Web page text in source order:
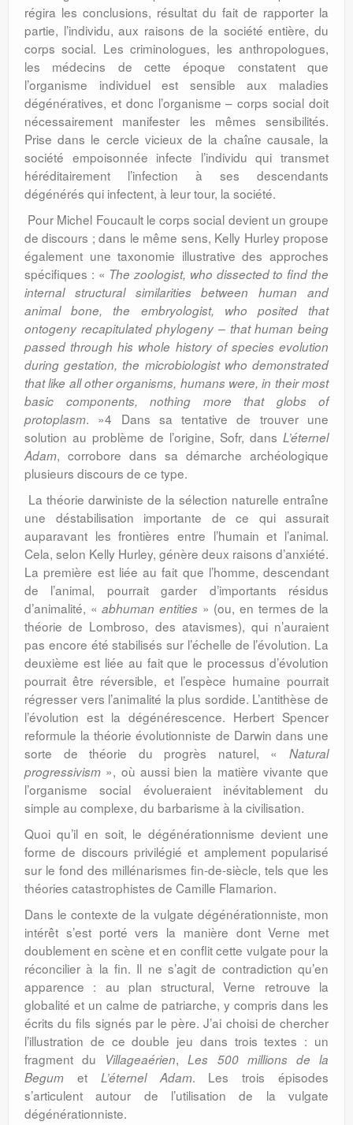
régira les conclusions, résultat du fait de rapporter la
partie, l’individu, aux raisons de la société entière, du
corps social. Les criminologues, les anthropologues,
les médecins de cette époque constatent que
l’organisme individuel est sensible aux maladies
dégénératives, et donc l’organisme – corps social doit
nécessairement manifester les mêmes sensibilités.
Prise dans le cercle vicieux de la chaîne causale, la
société empoisonnée infecte l’individu qui transmet
héréditairement l’infection à ses descendants
dégénérés qui infectent, à leur tour, la société.
Pour Michel Foucault le corps social devient un groupe
de discours ; dans le même sens, Kelly Hurley propose
également une taxonomie illustrative des approches
spécifiques : « The zoologist, who dissected to find the
internal structural similarities between human and
animal bone, the embryologist, who posited that
ontogeny recapitulated phylogeny – that human being
passed through his whole history of species evolution
during gestation, the microbiologist who demonstrated
that like all other organisms, humans were, in their most
basic components, nothing more that globs of
protoplasm. »4 Dans sa tentative de trouver une
solution au problème de l’origine, Sofr, dans L’éternel
Adam, corrobore dans sa démarche archéologique
plusieurs discours de ce type.
La théorie darwiniste de la sélection naturelle entraîne
une déstabilisation importante de ce qui assurait
auparavant les frontières entre l’humain et l’animal.
Cela, selon Kelly Hurley, génère deux raisons d’anxiété.
La première est liée au fait que l’homme, descendant
de l’animal, pourrait garder d’importants résidus
d’animalité, «abhuman entities » (ou, en termes de la
théorie de Lombroso, des atavismes), qui n’auraient
pas encore été stabilisés sur l’échelle de l’évolution. La
deuxième est liée au fait que le processus d’évolution
pourrait être réversible, et l’espèce humaine pourrait
régresser vers l’animalité la plus sordide. L’antithèse de
l’évolution est la dégénérescence. Herbert Spencer
reformule la théorie évolutionniste de Darwin dans une
sorte de théorie du progrès naturel, « Natural
progressivism », où aussi bien la matière vivante que
l’organisme social évolueraient inévitablement du
simple au complexe, du barbarisme à la civilisation.
Quoi qu’il en soit, le dégénérationnisme devient une
forme de discours privilégié et amplement popularisé
sur le fond des millénarismes fin-de-siècle, tels que les
théories catastrophistes de Camille Flamarion.
Dans le contexte de la vulgate dégénérationniste, mon
intérêt s’est porté vers la manière dont Verne met
doublement en scène et en conflit cette vulgate pour la
réconcilier à la fin. Il ne s’agit de contradiction qu’en
apparence : au plan structural, Verne retrouve la
globalité et un calme de patriarche, y compris dans les
écrits du fils signés par le père. J’ai choisi de chercher
l’illustration de ce double jeu dans trois textes : un
fragment du
Villageaérien,Les 500 millions de la
Begum et L’éternel Adam. Les trois épisodes
s’articulent autour de l’utilisation de la vulgate
dégénérationniste.